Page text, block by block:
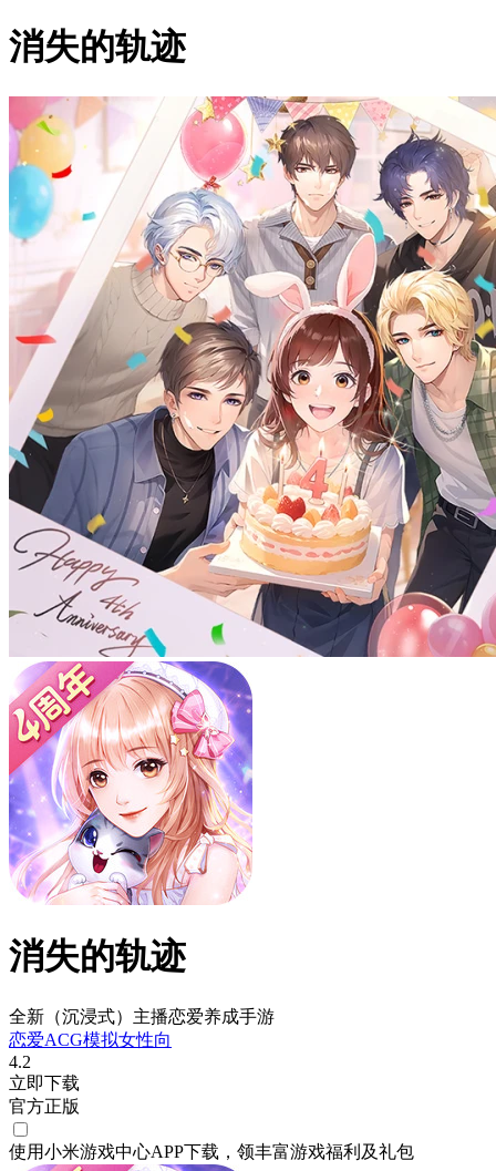
消失的轨迹
消失的轨迹
全新（沉浸式）主播恋爱养成手游
恋爱ACG模拟女性向
4.2
立即下载
官方正版
使用小米游戏中心APP下载 ，领丰富游戏福利 及礼包